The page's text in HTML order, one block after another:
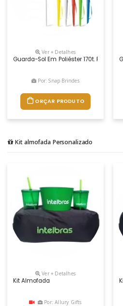
Ver + Detalhes
Guarda-Sol Em Poliéster 170t.
Por: Snap Brindes
ORÇAR PRODUTO
Kit almofada Personalizado
Ver + Detalhes
Kit Almofada
Por: Allury Gifts